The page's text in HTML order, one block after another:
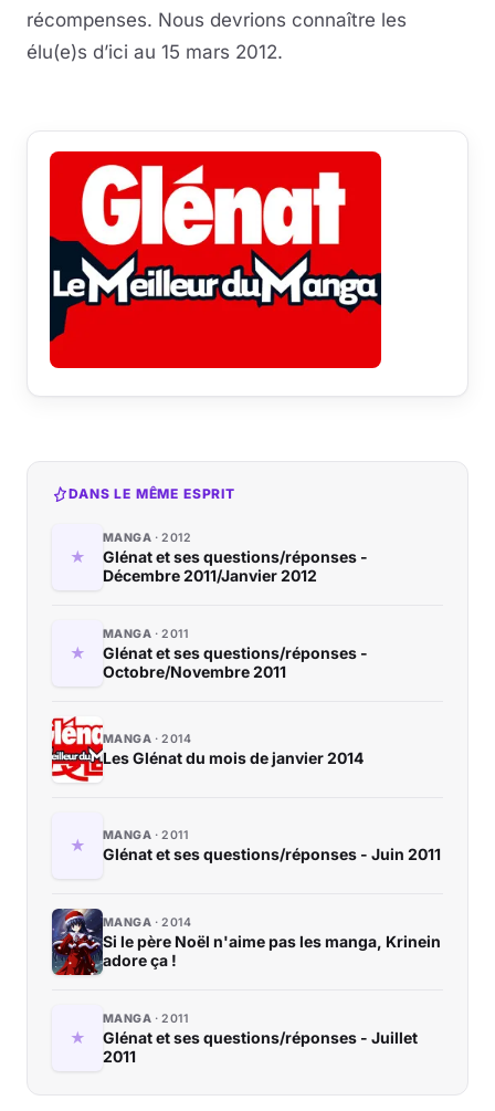
récompenses. Nous devrions connaître les
élu(e)s d’ici au 15 mars 2012.
DANS LE MÊME ESPRIT
MANGA 2012
Glénat et ses questions/réponses -
Décembre 2011/Janvier 2012
MANGA 2011
Glénat et ses questions/réponses -
Octobre/Novembre 2011
MANGA 2014
Les Glénat du mois de janvier 2014
MANGA 2011
Glénat et ses questions/réponses - Juin 2011
MANGA 2014
Si le père Noël n'aime pas les manga, Krinein
adore ça !
MANGA 2011
Glénat et ses questions/réponses - Juillet
2011